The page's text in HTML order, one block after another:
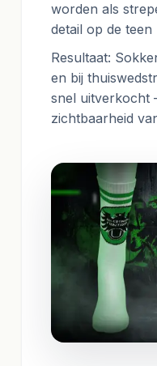
worden als
detail op de teen
Resultaat:
en bij
snel uitverkocht
zichtbaarheid